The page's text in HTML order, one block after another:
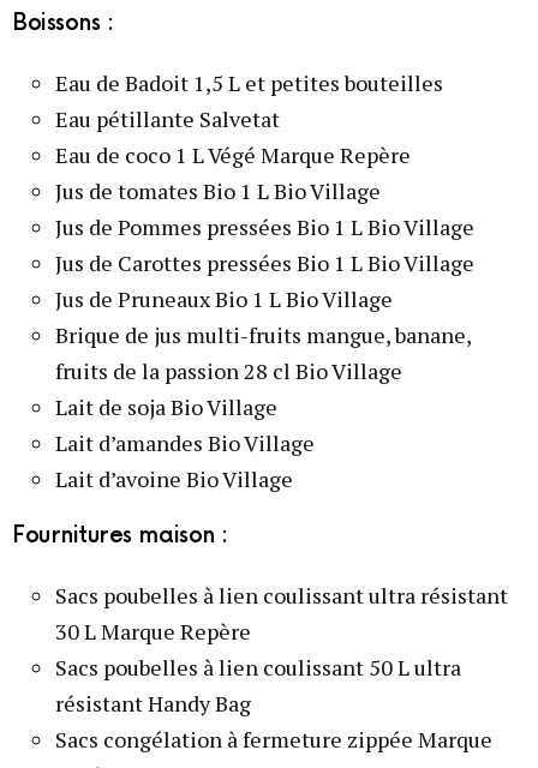
Boissons :
Eau de Badoit 1,5 L et petites bouteilles
Eau pétillante Salvetat
Eau de coco 1 L Végé Marque Repère
Jus de tomates Bio 1 L Bio Village
Jus de Pommes pressées Bio 1 L Bio Village
Jus de Carottes pressées Bio 1 L Bio Village
Jus de Pruneaux Bio 1 L Bio Village
Brique de jus multi-fruits mangue, banane,
fruits de la passion 28 cl Bio Village
Lait de soja Bio Village
Lait d’amandes Bio Village
Lait d’avoine Bio Village
Fournitures maison :
Sacs poubelles à lien coulissant ultra résistant
30 L Marque Repère
Sacs poubelles à lien coulissant 50 L ultra
résistant Handy Bag
Sacs congélation à fermeture zippée Marque